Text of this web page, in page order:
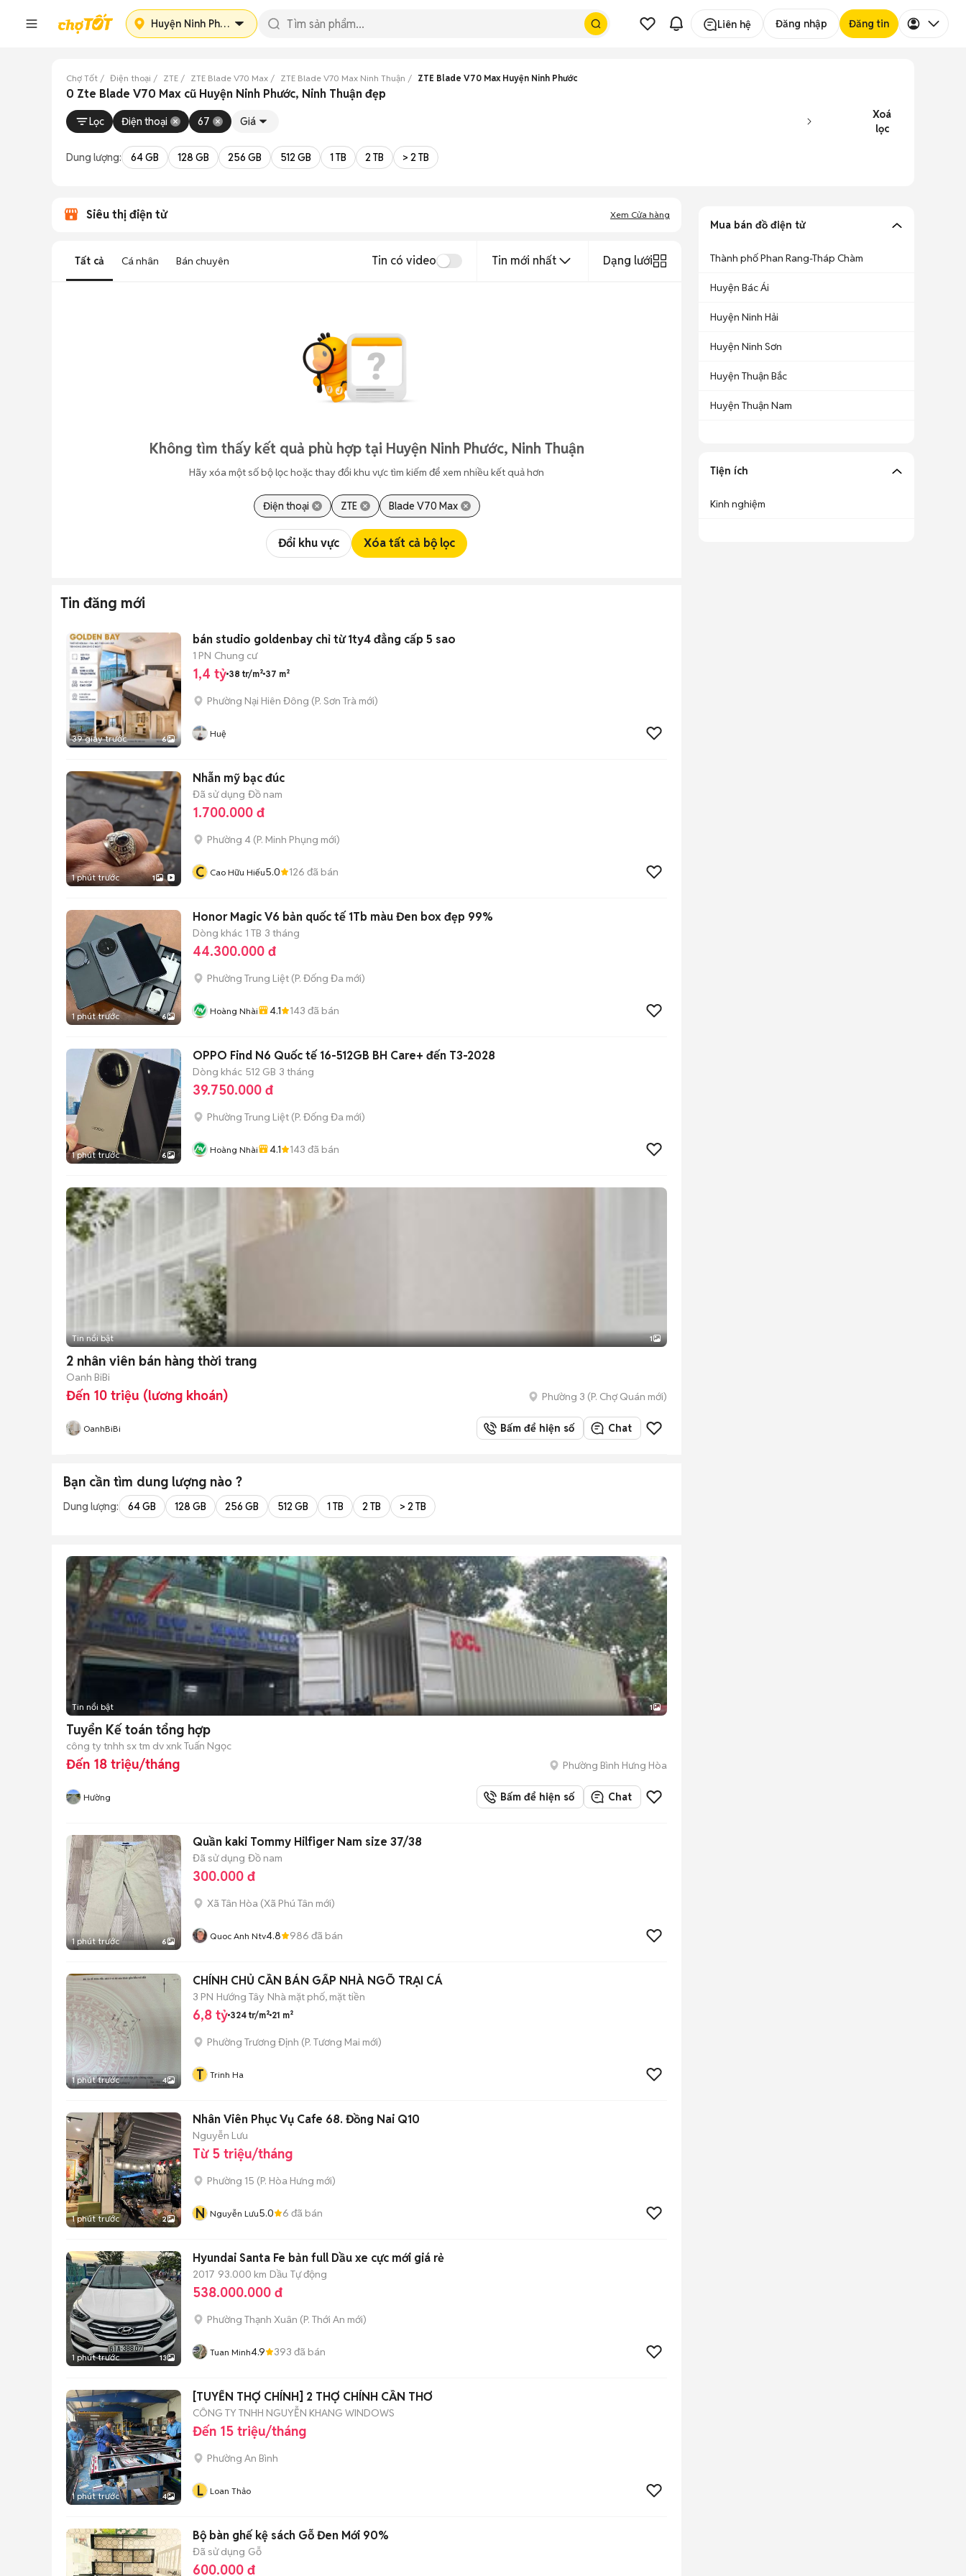
Huyện Ninh Phước Liên hệ Đăng nhập Đăng tin
Chợ Tốt Điện thoại ZTE ZTE Blade V70 Max ZTE Blade V70 Max Ninh Thuận ZTE Blade V70 Max Huyện Ninh Phước
0 Zte Blade V70 Max cũ Huyện Ninh Phước, Ninh Thuận đẹp
Lọc Điện thoại 67 Giá
Xoá
lọc
Dung lượng: 64 GB 128 GB 256 GB 512 GB 1 TB 2 TB > 2 TB
Siêu thị điện tử Xem Cửa hàng
Tất cả Cá nhân Bán chuyên Tin có video Tin mới nhất Dạng lưới
Không tìm thấy kết quả phù hợp tại Huyện Ninh Phước, Ninh Thuận
Hãy xóa một số bộ lọc hoặc thay đổi khu vực tìm kiếm để xem nhiều kết quả hơn
Điện thoại ZTE Blade V70 Max
Đổi khu vực Xóa tất cả bộ lọc
Tin đăng mới
39 giây trước 6
bán studio goldenbay chỉ từ 1ty4 đẳng cấp 5 sao
1 PN Chung cư
1,4 tỷ 38 tr/m² 37 m²
Phường Nại Hiên Đông (P. Sơn Trà mới)
Huệ
1 phút trước 1
Nhẫn mỹ bạc đúc
Đã sử dụng Đồ nam
1.700.000 đ
Phường 4 (P. Minh Phụng mới)
C Cao Hữu Hiếu5.0 126 đã bán
1 phút trước 6
Honor Magic V6 bản quốc tế 1Tb màu Đen box đẹp 99%
Dòng khác 1 TB 3 tháng
44.300.000 đ
Phường Trung Liệt (P. Đống Đa mới)
Hoàng Nhài 4.1 143 đã bán
1 phút trước 6
OPPO Find N6 Quốc tế 16-512GB BH Care+ đến T3-2028
Dòng khác 512 GB 3 tháng
39.750.000 đ
Phường Trung Liệt (P. Đống Đa mới)
Hoàng Nhài 4.1 143 đã bán
Tin nổi bật 1
2 nhân viên bán hàng thời trang
Oanh BiBi
Đến 10 triệu (lương khoán) Phường 3 (P. Chợ Quán mới)
OanhBiBi Bấm để hiện số Chat
Bạn cần tìm dung lượng nào ?
Dung lượng: 64 GB 128 GB 256 GB 512 GB 1 TB 2 TB > 2 TB
Tin nổi bật 1
Tuyển Kế toán tổng hợp
công ty tnhh sx tm dv xnk Tuấn Ngọc
Đến 18 triệu/tháng Phường Bình Hưng Hòa
Hường Bấm để hiện số Chat
1 phút trước 6
Quần kaki Tommy Hilfiger Nam size 37/38
Đã sử dụng Đồ nam
300.000 đ
Xã Tân Hòa (Xã Phú Tân mới)
Quoc Anh Ntv4.8 986 đã bán
1 phút trước 4
CHÍNH CHỦ CẦN BÁN GẤP NHÀ NGÕ TRẠI CÁ
3 PN Hướng Tây Nhà mặt phố, mặt tiền
6,8 tỷ 324 tr/m² 21 m²
Phường Trương Định (P. Tương Mai mới)
T Trinh Ha
1 phút trước 2
Nhân Viên Phục Vụ Cafe 68. Đồng Nai Q10
Nguyễn Lưu
Từ 5 triệu/tháng
Phường 15 (P. Hòa Hưng mới)
N Nguyễn Lưu5.0 6 đã bán
1 phút trước 13
Hyundai Santa Fe bản full Dầu xe cực mới giá rẻ
2017 93.000 km Dầu Tự động
538.000.000 đ
Phường Thạnh Xuân (P. Thới An mới)
Tuan Minh4.9 393 đã bán
1 phút trước 4
[TUYỂN THỢ CHÍNH] 2 THỢ CHÍNH CẦN THƠ
CÔNG TY TNHH NGUYỄN KHANG WINDOWS
Đến 15 triệu/tháng
Phường An Bình
L Loan Thảo
Bộ bàn ghế kệ sách Gỗ Đen Mới 90%
Đã sử dụng Gỗ
600.000 đ
Mua bán đồ điện tử
Thành phố Phan Rang-Tháp Chàm
Huyện Bác Ái
Huyện Ninh Hải
Huyện Ninh Sơn
Huyện Thuận Bắc
Huyện Thuận Nam
Tiện ích
Kinh nghiệm